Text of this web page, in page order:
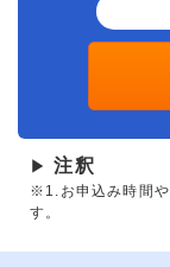
▶ 注釈
※1.お申込み時間や
す。